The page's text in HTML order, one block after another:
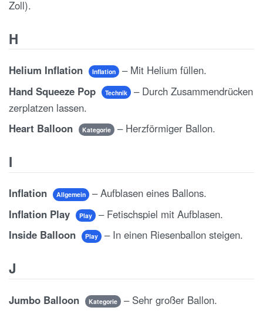
Zoll).
H
Helium Inflation Inflation – Mit Helium füllen.
Hand Squeeze Pop
Technik – Durch Zusammendrücken
zerplatzen lassen.
Heart Balloon
Kategorie – Herzförmiger Ballon.
I
Inflation Allgemein – Aufblasen eines Ballons.
Inflation Play
Play – Fetischspiel mit Aufblasen.
Inside Balloon
Play – In einen Riesenballon steigen.
J
Jumbo Balloon Kategorie – Sehr großer Ballon.